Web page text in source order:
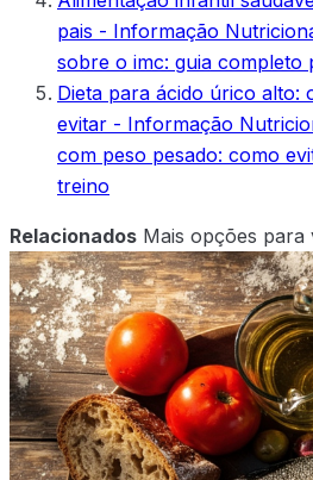
pais - Informação
sobre o imc: guia completo
Dieta para ácido úrico alto:
evitar - Informação
com peso pesado: como
treino
Relacionados Mais opções para